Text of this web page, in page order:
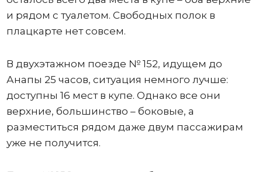
и рядом с туалетом. Свободных полок в
плацкарте нет совсем.
В двухэтажном поезде № 152, идущем до
Анапы 25 часов, ситуация немного лучше:
доступны 16 мест в купе. Однако все они
верхние, большинство – боковые, а
разместиться рядом даже двум пассажирам
уже не получится.